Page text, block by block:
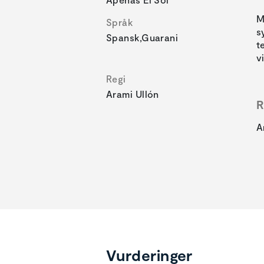
Språk
Spansk,Guarani
Regi
Arami Ullón
Vurderinger